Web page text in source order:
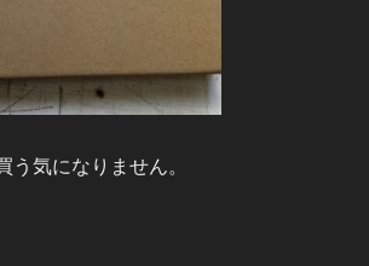
気になりません。